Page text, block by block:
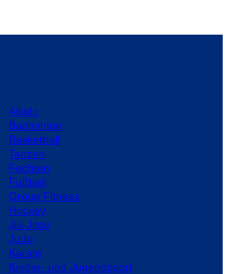
Aikido
Badminton
Basketball
Tanzen
Fechten
Fußball
Group Fitness
Hockey
Jiu-Jitsu
Judo
Karate
Kinder- und Jugendsport